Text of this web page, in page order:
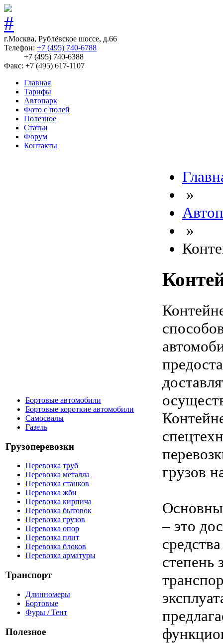
г.Москва, Рублёвское шоссе, д.66
Телефон: +7 (495) 740-6788
+7 (495) 740-6388
Факс: +7 (495) 617-1107
Главная
Тарифы
Автопарк
Фото с полей
Полезное
Статьи
Форум
Контакты
Бортовые автомобили
Бортовые короткие автомобили
Самосвалы
Газель
Грузоперевозки
Перевозка труб
Перевозка металла
Перевозка станков
Перевозка жби
Перевозка кирпича
Перевозка бытовок
Перевозка грузов
Перевозка опор
Перевозка плит
Перевозка блоков
Перевозка арматуры
Транспорт
Длинномеры
Бортовые
Фуры / Тент
Полезное
»
»
грузов
– это
степень